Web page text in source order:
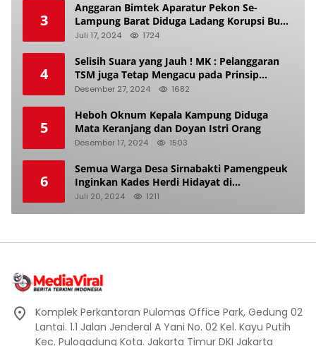
3
Anggaran Bimtek Aparatur Pekon Se-
Lampung Barat Diduga Ladang Korupsi Buat
Makan Anak Istri
Juli 17, 2024 1724
4
Selisih Suara yang Jauh ! MK : Pelanggaran
TSM juga Tetap Mengacu pada Prinsip
Keadilan Pemilu
Desember 27, 2024 1682
5
Heboh Oknum Kepala Kampung Diduga
Mata Keranjang dan Doyan Istri Orang
Desember 17, 2024 1503
6
Semua Warga Desa Sirnabakti Pamengpeuk
Inginkan Kades Herdi Hidayat di
Berhentikan Dari Jabatan nya
Juli 20, 2024 1211
Komplek Perkantoran Pulomas Office Park, Gedung 02
Lantai. 1.1 Jalan Jenderal A Yani No. 02 Kel. Kayu Putih
Kec. Pulogadung Kota. Jakarta Timur DKI Jakarta